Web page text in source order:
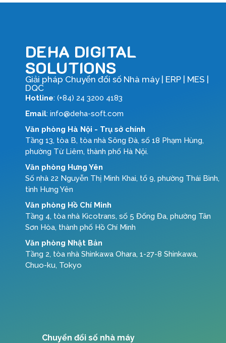
DEHA DIGITAL
SOLUTIONS
Giải pháp Chuyển đổi số Nhà máy | ERP | MES |
DQC
Hotline: (+84) 24 3200 4183
Email: info@deha-soft.com
Văn phòng Hà Nội - Trụ sở chính
Tầng 13, tòa B, tòa nhà Sông Đà, số 18 Phạm Hùng,
phường Từ Liêm, thành phố Hà Nội.
Văn phòng Hưng Yên
Số nhà 22 Nguyễn Thị Minh Khai, tổ 9, phường Thái Bình,
tỉnh Hưng Yên
Văn phòng Hồ Chí Minh
Tầng 4, tòa nhà Kicotrans, số 5 Đống Đa, phường Tân
Sơn Hòa, thành phố Hồ Chí Minh
Văn phòng Nhật Bản
Tầng 2, tòa nhà Shinkawa Ohara, 1-27-8 Shinkawa,
Chuo-ku, Tokyo
Chuyển đổi số nhà máy